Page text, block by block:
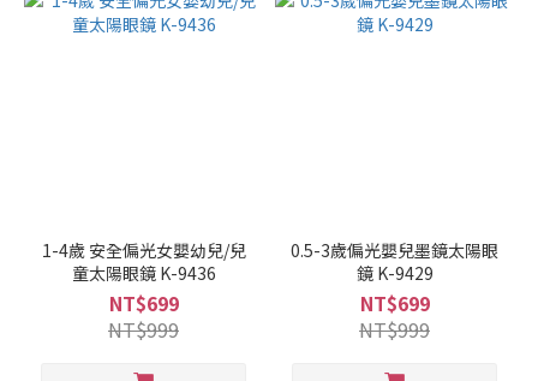
1-4歲 安全偏光女嬰幼兒/兒
童太陽眼鏡 K-9436
NT$699
NT$999
0.5-3歲偏光嬰兒墨鏡太陽眼
鏡 K-9429
NT$699
NT$999